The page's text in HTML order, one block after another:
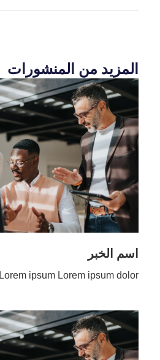
المزيد من المنشورات
اسم الخبر
Lorem ipsum Lorem ipsum dolor ...